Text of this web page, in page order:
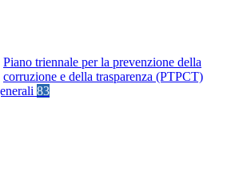
Piano triennale per la prevenzione della
corruzione e della trasparenza (PTPCT)
83